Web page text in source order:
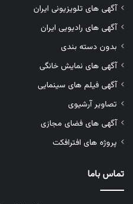
آگهی های تلویزیونی ایران
آگهی های رادیویی ایران
بدون دسته بندی
آگهی های نمایش خانگی
آگهی فیلم های سینمایی
تصاویر آرشیوی
آگهی های فضای مجازی
پروژه های افترافکت
تماس باما